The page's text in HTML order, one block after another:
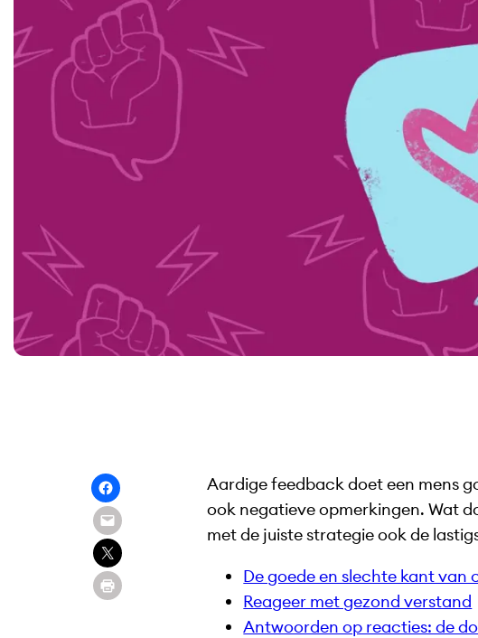
Aardige feedback doet een mens
ook negatieve opmerkingen. Wat
met de juiste strategie ook de
De goede en slechte kant van
Reageer met gezond verstand
Antwoorden op reacties: de